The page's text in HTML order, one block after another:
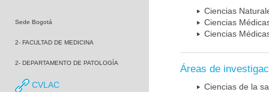
Sede Bogotá
2- FACULTAD DE MEDICINA
2- DEPARTAMENTO DE PATOLOGÍA
CVLAC
Ciencias
Ciencias
Ciencias
Áreas de
Ciencias de la